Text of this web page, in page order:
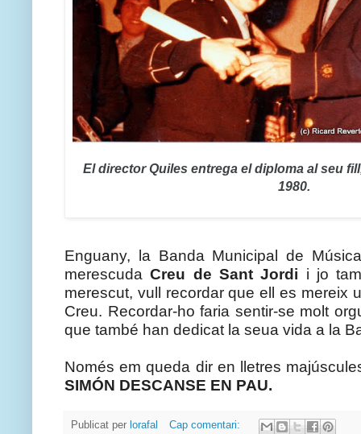
El director Quiles entrega el diploma al seu
1980.
Enguany, la Banda Municipal de
merescuda Creu de Sant Jordi i jo
merescut, vull recordar que ell es mereix
Creu. Recordar-ho faria sentir-se molt
que també han dedicat la seua vida a la
Només em queda dir en lletres
SIMÓN DESCANSE EN PAU.
Publicat per lorafal Cap comentari: